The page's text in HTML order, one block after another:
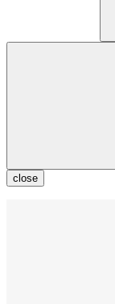
close